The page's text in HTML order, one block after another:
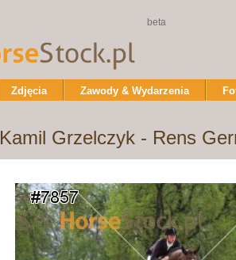
beta
Zdjęcia Zawody & Wydarzenia
Kamil Grzelczyk - Rens